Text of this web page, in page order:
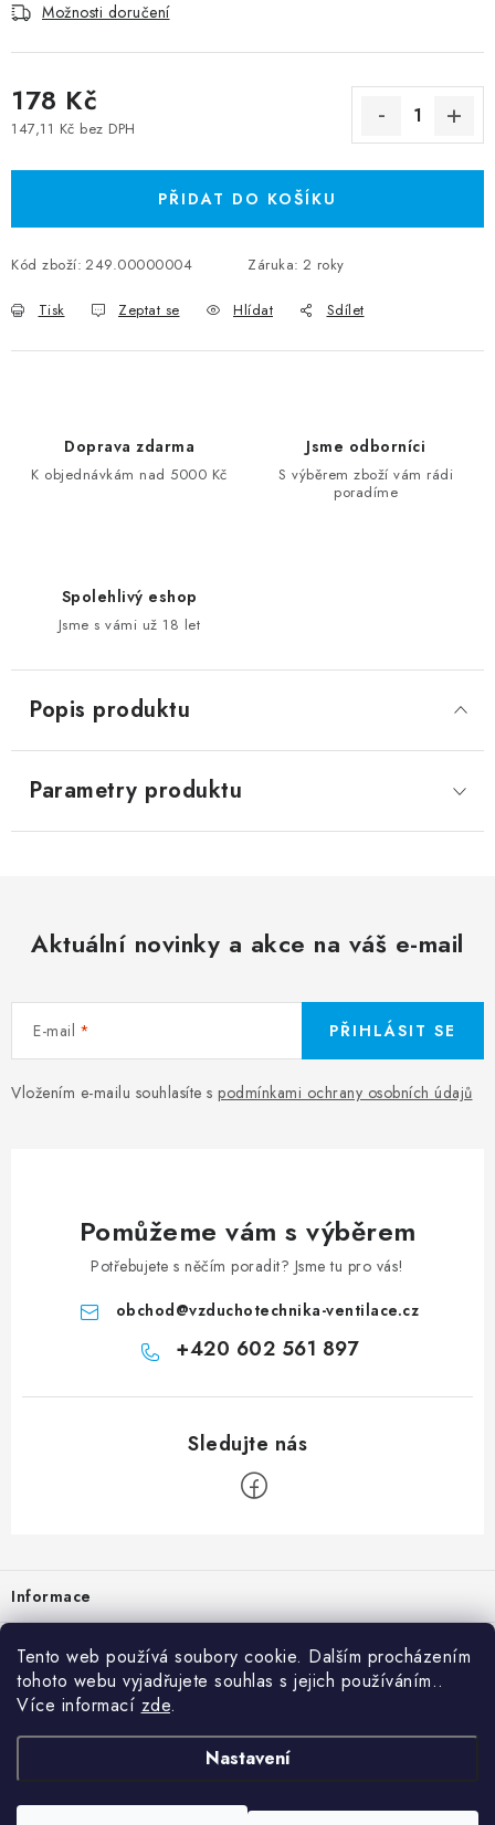
Tento web používá soubory cookie. Dalším procházením
tohoto webu vyjadřujete souhlas s jejich používáním..
Více informací zde.
Nastavení
Možnosti doručení
178 Kč
147,11 Kč bez DPH
PŘIDAT DO KOŠÍKU
Kód zboží: 249.00000004 Záruka: 2 roky
Tisk Zeptat se Hlídat Sdílet
Doprava zdarma
K objednávkám nad 5000 Kč
Jsme odborníci
S výběrem zboží vám rádi
poradíme
Spolehlivý eshop
Jsme s vámi už 18 let
Popis produktu
Parametry produktu
Aktuální novinky a akce na váš e-mail
E-mail
Vložením e-mailu souhlasíte s podmínkami ochrany osobních údajů
PŘIHLÁSIT SE
Pomůžeme vám s výběrem
Potřebujete s něčím poradit? Jsme tu pro vás!
obchod@vzduchotechnika-ventilace.cz
+420 602 561 897
Informace
Prodejna
Rady a tipy
vzduchotechnika-ventilace. Všechna práva vyhrazena.